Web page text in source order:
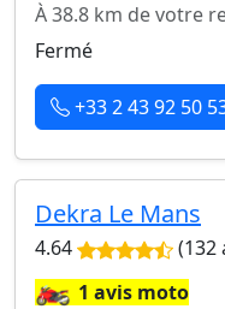
À 38.8 km de votre
Fermé
+33 2 43 92 50
Dekra Le Mans
4.64 (132
🏍️1 avis moto